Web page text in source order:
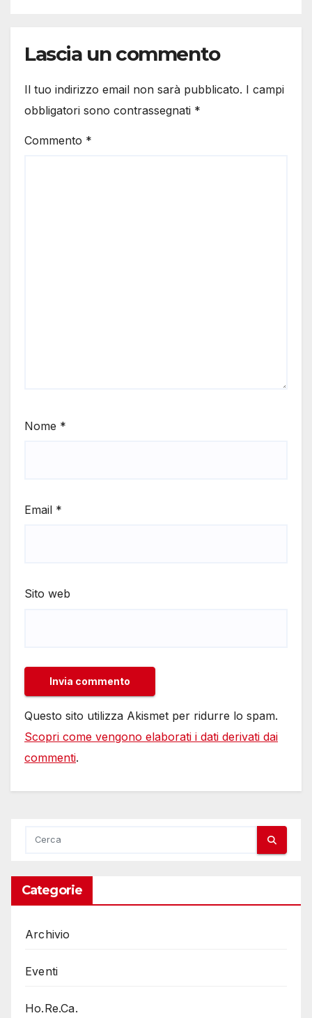
Lascia un commento
Il tuo indirizzo email non sarà pubblicato. I campi
obbligatori sono contrassegnati *
Commento *
Nome *
Email *
Sito web
Questo sito utilizza Akismet per ridurre lo spam.
Scopri come vengono elaborati i dati derivati dai
commenti.
Categorie
Archivio
Eventi
Ho.Re.Ca.